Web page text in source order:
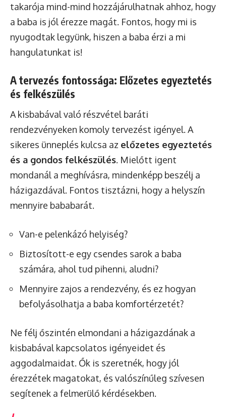
takarója mind-mind hozzájárulhatnak ahhoz, hogy
a baba is jól érezze magát. Fontos, hogy mi is
nyugodtak legyünk, hiszen a baba érzi a mi
hangulatunkat is!
A tervezés fontossága: Előzetes egyeztetés
és felkészülés
A kisbabával való részvétel baráti
rendezvényeken komoly tervezést igényel. A
sikeres ünneplés kulcsa az előzetes egyeztetés
és a gondos felkészülés. Mielőtt igent
mondanál a meghívásra, mindenképp beszélj a
házigazdával. Fontos tisztázni, hogy a helyszín
mennyire bababarát.
Van-e pelenkázó helyiség?
Biztosított-e egy csendes sarok a baba
számára, ahol tud pihenni, aludni?
Mennyire zajos a rendezvény, és ez hogyan
befolyásolhatja a baba komfortérzetét?
Ne félj őszintén elmondani a házigazdának a
kisbabával kapcsolatos igényeidet és
aggodalmaidat. Ők is szeretnék, hogy jól
érezzétek magatokat, és valószínűleg szívesen
segítenek a felmerülő kérdésekben.